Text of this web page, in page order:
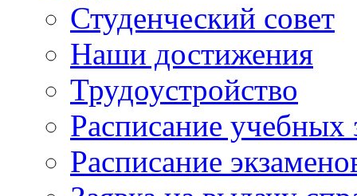
Студенческий совет
Наши достижения
Трудоустройство
Расписание учебных
Расписание